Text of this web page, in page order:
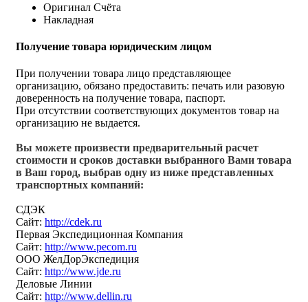
Оригинал Счёта
Накладная
Получение товара юридическим лицом
При получении товара лицо представляющее
организацию, обязано предоставить: печать или разовую
доверенность на получение товара, паспорт.
При отсутствии соответствующих документов товар на
организацию не выдается.
Вы можете произвести предварительный расчет
стоимости и сроков доставки выбранного Вами товара
в Ваш город, выбрав одну из ниже представленных
транспортных компаний:
СДЭК
Сайт: http://cdek.ru
Первая Экспедиционная Компания
Сайт: http://www.pecom.ru
ООО ЖелДорЭкспедиция
Сайт: http://www.jde.ru
Деловые Линии
Сайт: http://www.dellin.ru